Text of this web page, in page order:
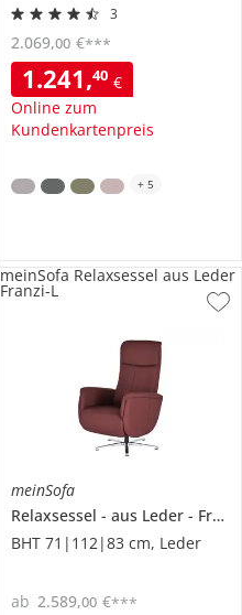
3
1.241,40 €
Online zum
Kundenkartenpreis
2.069,00 €***
+ 5
meinSofa
Relaxsessel
aus Leder
Franzi-L
BHT 71|112|83 cm, Leder
ab 2.589,00 €***
meinSofa Relaxsessel aus Leder
Franzi-L